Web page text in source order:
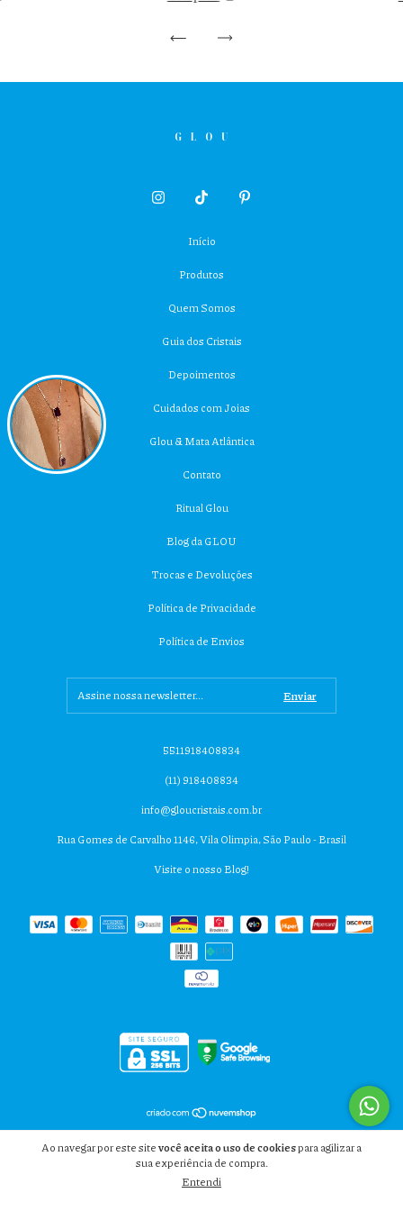
Ao navegar por este sitevocê aceita o uso de cookiespara agilizar a
sua experiência de compra.
Entendi
Início
Produtos
Quem Somos
Guia dos Cristais
Depoimentos
Cuidados com Joias
Glou & Mata Atlântica
Contato
Ritual Glou
Blog da GLOU
Trocas e Devoluções
Política de Privacidade
Política de Envios
5511918408834
(11) 918408834
info@gloucristais.com.br
Rua Gomes de Carvalho 1146, Vila Olimpia, São Paulo - Brasil
Visite o nosso Blog!
Copyright GLOU CRISTAIS - 40129549000103 - 2026. Todos os direitos reservados.